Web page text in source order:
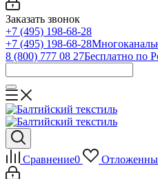
Заказать звонок
+7 (495) 198-68-28
+7 (495) 198-68-28
8 (800) 777 08 27Бесплатно по
Сравнение0